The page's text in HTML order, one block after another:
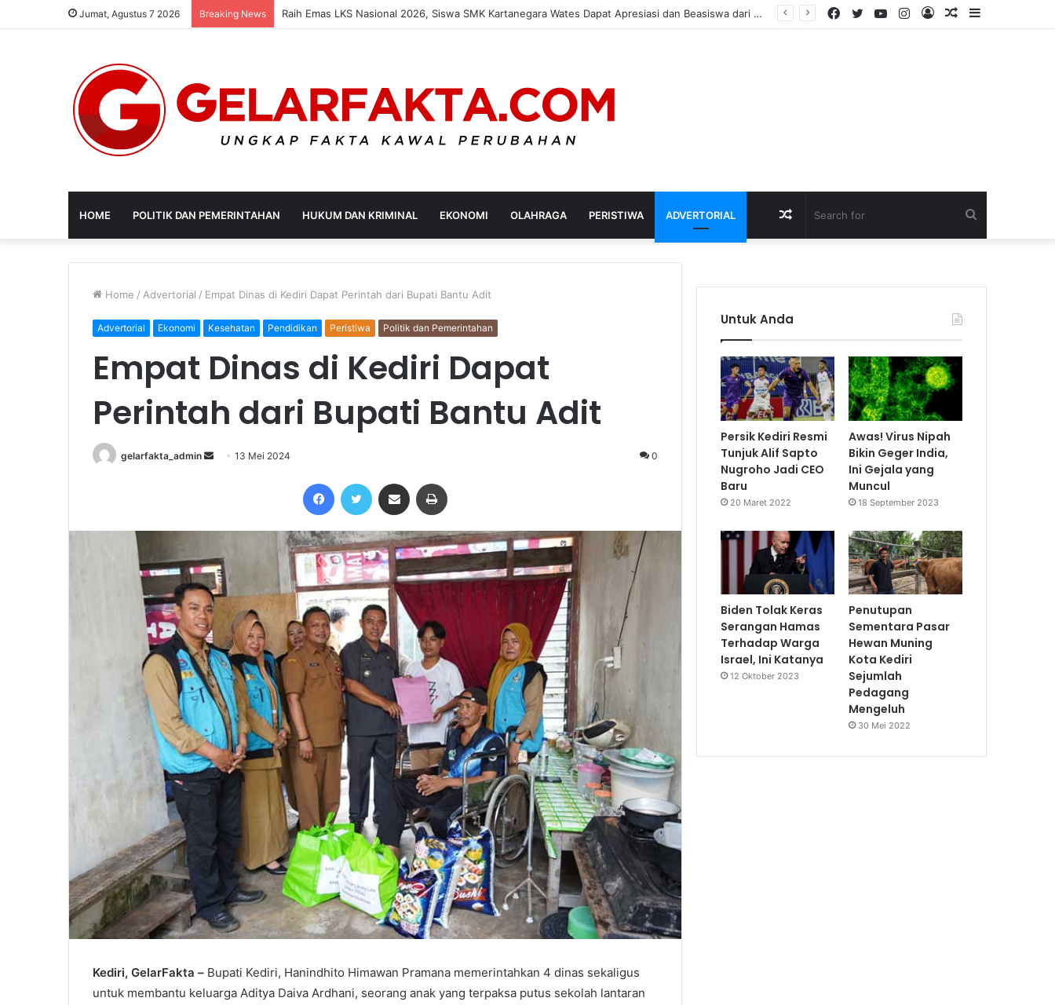
Jumat, Agustus 7 2026 Breaking News Disperdagin Kota Kediri Gelar Tera Ulang Jemput Bola, Jamin Akurasi Timbangan Pedagang Sidebar
Random
Log
Instagram
YouTube
Twitter
Facebook
HOME POLITIK DAN PEMERINTAHAN HUKUM DAN KRIMINAL EKONOMI OLAHRAGA PERISTIWA ADVERTORIAL Random
Home / Advertorial / Empat Dinas di Kediri Dapat Perintah dari Bupati Bantu Adit
Advertorial Ekonomi Kesehatan Pendidikan Peristiwa Politik dan Pemerintahan
Empat Dinas di Kediri Dapat
Perintah dari Bupati Bantu Adit
gelarfakta_admin
Send13 Mei 2024 0
FacebookTwitter Share via Email
Kediri, GelarFakta – Bupati Kediri, Hanindhito Himawan Pramana memerintahkan 4 dinas sekaligus
untuk membantu keluarga Aditya Daiva Ardhani, seorang anak yang terpaksa putus sekolah lantaran
Untuk Anda
Persik Kediri Resmi
Tunjuk Alif Sapto
Nugroho Jadi CEO
Baru
20 Maret 2022
Awas! Virus Nipah
Bikin Geger India,
Ini Gejala yang
Muncul
18 September 2023
Biden Tolak Keras
Serangan Hamas
Terhadap Warga
Israel, Ini Katanya
12 Oktober 2023
Penutupan
Sementara Pasar
Hewan Muning
Kota Kediri
Sejumlah
Pedagang
Mengeluh
30 Mei 2022